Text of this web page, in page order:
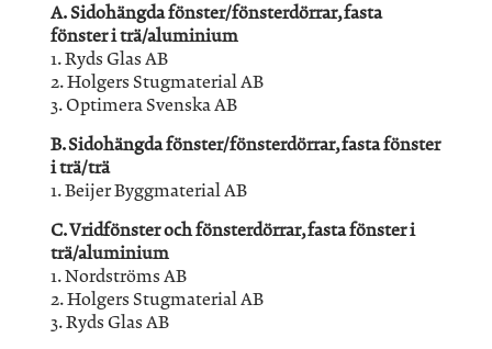
A. Sidohängda fönster/fönsterdörrar, fasta
fönster i trä/aluminium
1. Ryds Glas AB
2. Holgers Stugmaterial AB
3. Optimera Svenska AB
B. Sidohängda fönster/fönsterdörrar, fasta fönster
i trä/trä
1. Beijer Byggmaterial AB
C. Vridfönster och fönsterdörrar, fasta fönster i
trä/aluminium
1. Nordströms AB
2. Holgers Stugmaterial AB
3. Ryds Glas AB